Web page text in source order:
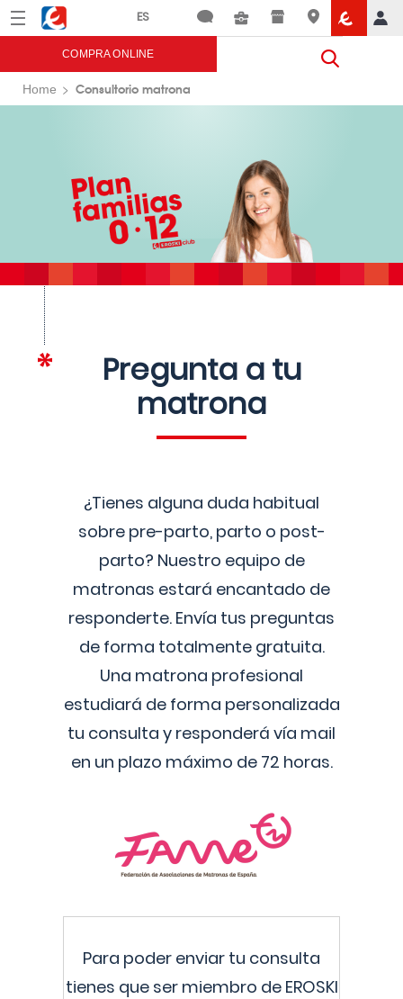
Menú Eroski
COMPRA ONLINE
Home Consultorio matrona
Pregunta a tu
matrona
¿Tienes alguna duda habitual
sobre pre-parto, parto o post-
parto? Nuestro equipo de
matronas estará encantado de
responderte. Envía tus preguntas
de forma totalmente gratuita.
Una matrona profesional
estudiará de forma personalizada
tu consulta y responderá vía mail
en un plazo máximo de 72 horas.
Para poder enviar tu consulta
tienes que ser miembro de EROSKI